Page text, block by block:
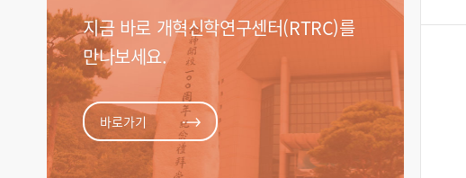
지금 바로 개혁신학연구센터(RTRC)를
만나보세요.
바로가기